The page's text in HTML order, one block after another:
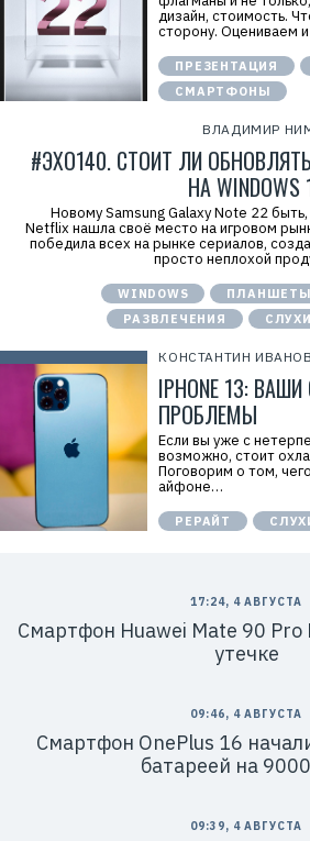
дизайн, стоимость.
сторону. Оцениваем
ПРЕЗЕНТАЦИЯ
СМАРТФОНЫ
ВЛАДИМИР
#ЭХО140. СТОИТ ЛИ
НА WINDOWS
Новому Samsung Galaxy Note 22 быть,
Netflix нашла своё место на игровом
победила всех на рынке сериалов,
просто неплохой
WINDOWS
ПЛАНШЕТЫ
РАЗВЛЕЧЕНИЯ
СЛУХИ
КОНСТАНТИН ИВАНОВ
IPHONE 13:
ПРОБЛЕМЫ
Если вы уже с
возможно, стоит
Поговорим о том,
айфоне…
РЕРАЙТ
17:24, 4 АВГУСТА
Смартфон Huawei Mate 90 Pro
утечке
09:46, 4 АВГУСТА
Смартфон OnePlus 16
батареей на
09:39, 4 АВГУСТА